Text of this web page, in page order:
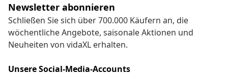
Newsletter abonnieren
Schließen Sie sich über 700.000 Käufern an, die
wöchentliche Angebote, saisonale Aktionen und
Neuheiten von vidaXL erhalten.
Unsere Social-Media-Accounts